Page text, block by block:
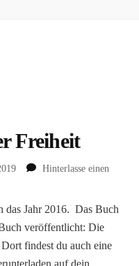
Freiheit
Hinterlasse einen
das Jahr 2016. Das Buch
veröffentlicht: Die
findest du auch eine
auf dein